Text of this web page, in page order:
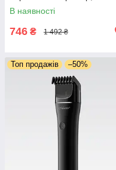
3,7V 600 мА·год, для
стриження волосся вусів
В наявності
746 ₴ 1 492 ₴
Топ продажів –50%